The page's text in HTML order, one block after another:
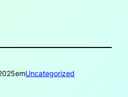
emUncategorized